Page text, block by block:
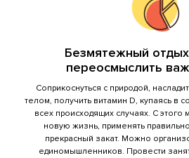
Барбекю Емеля (на берегу,
Безмятежный
переосмыслить
Соприкоснуться с природой,
телом, получить витамин D, купаясь в
всех происходящих случаях. С этого
новую жизнь, применять
прекрасный закат. Можно
единомышленников. Провести